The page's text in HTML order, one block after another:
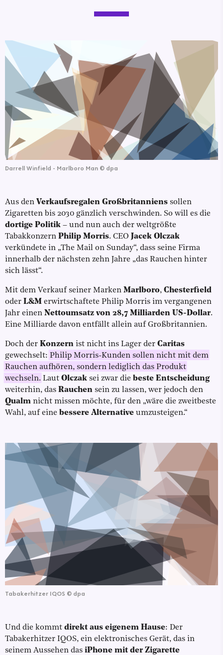
Darrell Winfield - Marlboro Man © dpa
Aus den Verkaufsregalen Großbritanniens sollen
Zigaretten bis 2030 gänzlich verschwinden. So will es die
dortige Politik – und nun auch der weltgrößte
Tabakkonzern Philip Morris. CEO Jacek Olczak
verkündete in „The Mail on Sunday“, dass seine Firma
innerhalb der nächsten zehn Jahre „das Rauchen hinter
sich lässt“.
Mit dem Verkauf seiner Marken Marlboro, Chesterfield
oder L&M erwirtschaftete Philip Morris im vergangenen
Jahr einen Nettoumsatz von 28,7 Milliarden US-Dollar.
Eine Milliarde davon entfällt allein auf Großbritannien.
Doch der Konzern ist nicht ins Lager der Caritas
gewechselt: Philip Morris-Kunden sollen nicht mit dem
Rauchen aufhören, sondern lediglich das Produkt
wechseln. Laut Olczak sei zwar die beste Entscheidung
weiterhin, das Rauchen sein zu lassen, wer jedoch den
Qualm nicht missen möchte, für den „wäre die zweitbeste
Wahl, auf eine bessere Alternative umzusteigen.“
Tabakerhitzer IQOS © dpa
Und die kommt direkt aus eigenem Hause: Der
Tabakerhitzer IQOS, ein elektronisches Gerät, das in
seinem Aussehen das iPhone mit der Zigarette